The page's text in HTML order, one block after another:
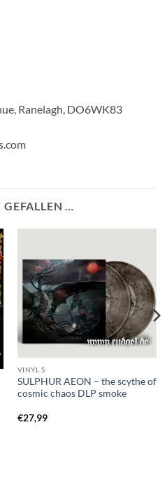
Ranelagh, DO6WK83
…
VINYL S
SULPHUR AEON – the scythe of
cosmic chaos DLP smoke
€27,99